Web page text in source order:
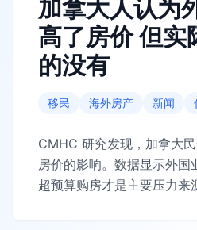
加拿大人认为
高了房价 但实
的没有
移民 海外房产 新闻
CMHC 研究发现，加拿大
房价的影响。数据显示外国
超预算购房才是主要压力来